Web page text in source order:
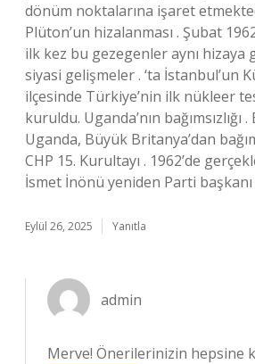
dönüm noktalarına işaret
Plüton’un hizalanması . Şubat
ilk kez bu gezegenler aynı hizaya
siyasi gelişmeler . ‘ta İstanbul’un
ilçesinde Türkiye’nin ilk nükleer
kuruldu. Uganda’nın bağımsızlığı .
Uganda, Büyük Britanya’dan
CHP 15. Kurultayı . 1962’de
İsmet İnönü yeniden Parti başkanı
Eylül 26, 2025 Yanıtla
admin
Merve! Önerilerinizin hepsine